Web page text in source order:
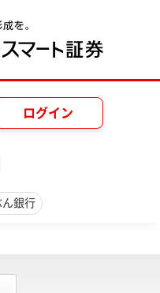
ログイン
銀行